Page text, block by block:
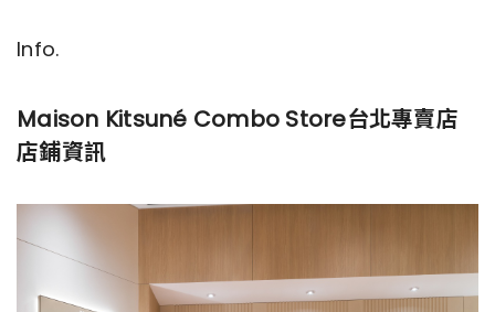
Info.
Maison Kitsuné Combo Store台北專賣店
店鋪資訊